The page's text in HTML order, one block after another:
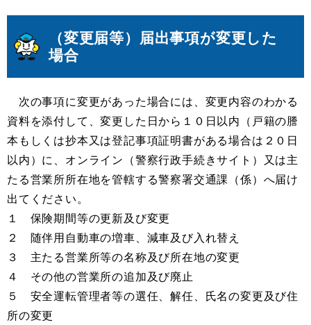
（変更届等）届出事項が変更した
場合
次の事項に変更があった場合には、変更内容のわかる
資料を添付して、変更した日から１０日以内（戸籍の謄
本もしくは抄本又は登記事項証明書がある場合は２０日
以内）に、オンライン（警察行政手続きサイト）又は主
たる営業所所在地を管轄する警察署交通課（係）へ届け
出てください。
１ 保険期間等の更新及び変更
２ 随伴用自動車の増車、減車及び入れ替え
３ 主たる営業所等の名称及び所在地の変更
４ その他の営業所の追加及び廃止
５ 安全運転管理者等の選任、解任、氏名の変更及び住
所の変更